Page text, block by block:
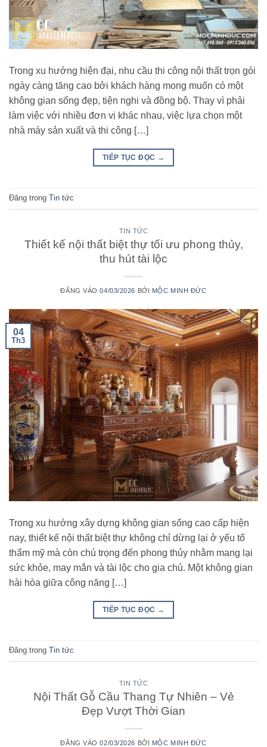
Trong xu hướng hiện đại, nhu cầu thi công nội thất trọn gói
ngày càng tăng cao bởi khách hàng mong muốn có một
không gian sống đẹp, tiện nghi và đồng bộ. Thay vì phải
làm việc với nhiều đơn vị khác nhau, việc lựa chọn một
nhà máy sản xuất và thi công […]
TIẾP TỤC ĐỌC →
Đăng trong Tin tức
TIN TỨC
Thiết kế nội thất biệt thự tối ưu phong thủy,
thu hút tài lộc
ĐĂNG VÀO04/03/2026 BỞI MỘC MINH ĐỨC
04
Th3
Trong xu hướng xây dựng không gian sống cao cấp hiện
nay, thiết kế nội thất biệt thự không chỉ dừng lại ở yếu tố
thẩm mỹ mà còn chú trọng đến phong thủy nhằm mang lại
sức khỏe, may mắn và tài lộc cho gia chủ. Một không gian
hài hòa giữa công năng […]
TIẾP TỤC ĐỌC →
Đăng trong Tin tức
TIN TỨC
Nội Thất Gỗ Cầu Thang Tự Nhiên – Vẻ
Đẹp Vượt Thời Gian
ĐĂNG VÀO02/03/2026 BỞI MỘC MINH ĐỨC